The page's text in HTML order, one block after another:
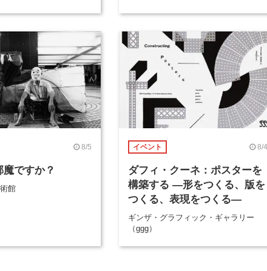
8/5
ですか？
館
イベント 8/4
ダフィ・クーネ：ポスターを
構築する ―形をつくる、版を
つくる、表現をつくる―
ギンザ・グラフィック・ギャラリー
（ggg）